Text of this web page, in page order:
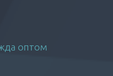
оптом